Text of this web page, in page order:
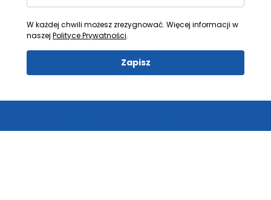
W każdej chwili możesz zrezygnować. Więcej informacji w
naszej Polityce Prywatności.
Zapisz